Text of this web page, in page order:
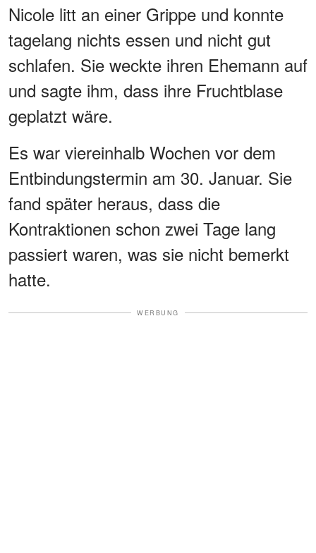
Nicole litt an einer Grippe und konnte
tagelang nichts essen und nicht gut
schlafen. Sie weckte ihren Ehemann auf
und sagte ihm, dass ihre Fruchtblase
geplatzt wäre.
Es war viereinhalb Wochen vor dem
Entbindungstermin am 30. Januar. Sie
fand später heraus, dass die
Kontraktionen schon zwei Tage lang
passiert waren, was sie nicht bemerkt
hatte.
WERBUNG